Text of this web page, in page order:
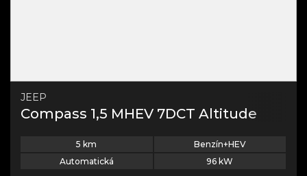
JEEP
Compass 1,5 MHEV 7DCT Altitude
5 km
Benzín+HEV
Automatická
96 kW